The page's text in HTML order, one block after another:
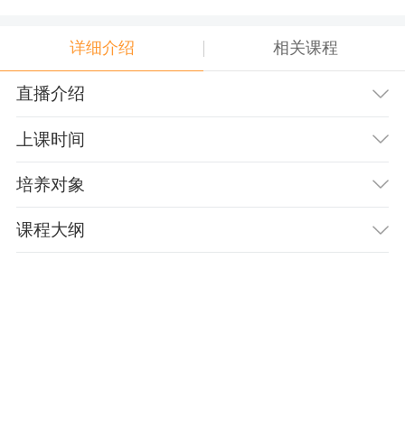
详细介绍 相关课程
直播介绍
上课时间
培养对象
课程大纲